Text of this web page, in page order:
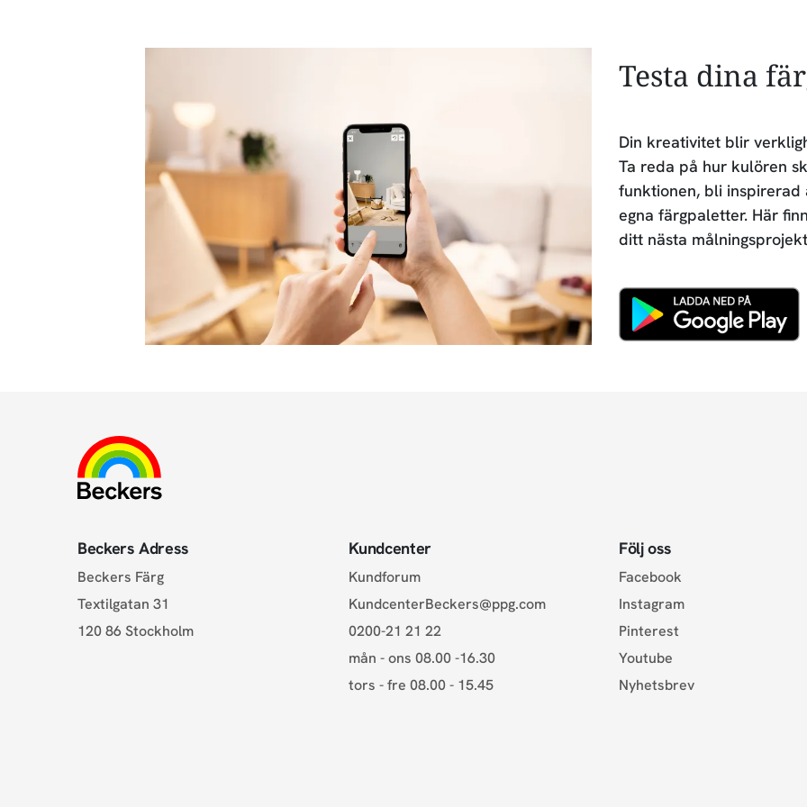
Testa dina
Din kreativitet blir
Ta reda på hur kulören
funktionen, bli
egna färgpaletter. Här
ditt nästa
Beckers Adress
Beckers Färg
Textilgatan 31
120 86 Stockholm
Kundcenter
Kundforum
KundcenterBeckers@ppg.com
0200-21 21 22
mån - ons 08.00 -16.30
tors - fre 08.00 - 15.45
Följ oss
Facebook
Instagram
Pinterest
Youtube
Nyhetsbrev